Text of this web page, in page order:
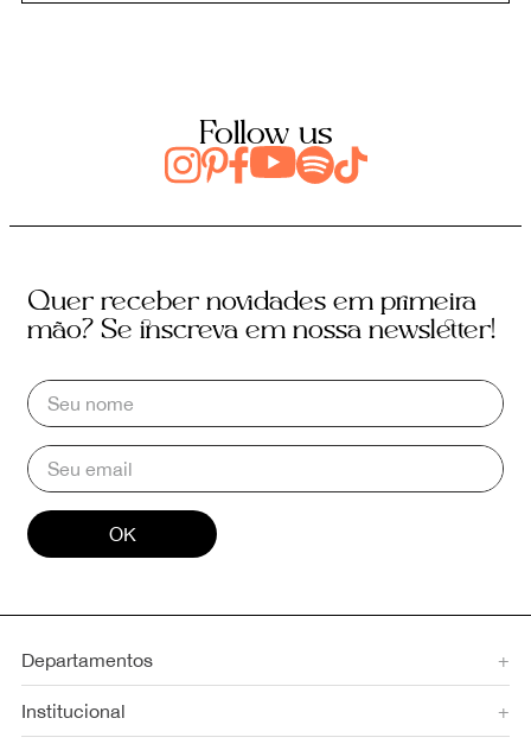
Follow us
Quer receber novidades em primeira
mão? Se inscreva em nossa newsletter!
OK
Departamentos +
Institucional +